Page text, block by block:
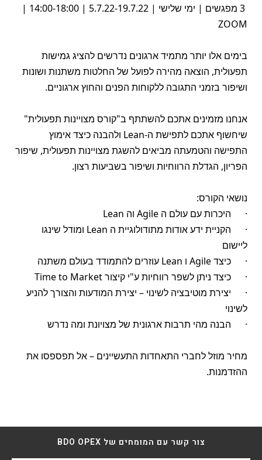
ZOOM
בימים אלו יותר מתמיד ארגונים נדרשים להציג גמישות
תפעולית, הוצאה מהירה לפועל של החלטות משתנות ושונות
ושיפור בזמני התגובה ללקוחות הפנים והחוץ ארגוניים.
אנחנו מזמינים אתכם להשתתף ב"קורס מצויינות תפעולית"
שיחשוף אתכם לתפישת ה-Lean ולהבנה כיצד אימוץ
התפישה והטמעתה מביאים להשגת מצויינות תפעולית, שיפור
הפריון, הגדלת הרווחיות ושיפור בשביעות רצון.
נושאי הקורס:
· היכרות עם עולם ה
Lean וה Agile
· הקניית ידע אודות מתודולוגיית ה Lean ומודל שינגו
ליישום
· כיצד
Lean ו Agile
עוזרים להתמודד בעולם משתנה
· כיצד ניתן לשפר רווחיות ע"י קיצורTime to Market
· יצירת מוטיבציה לשינוי – יצירת המודעות והצורך להניע
לשינוי
· הבנה מהי תרבות ארגונית של מצויונת ומה נדרש
מחיר מוזל לחברי התאחדות התעשיינים – אל תפספסו את
ההזדמנות.
צור קשר עם המומחים של BDO OPEX